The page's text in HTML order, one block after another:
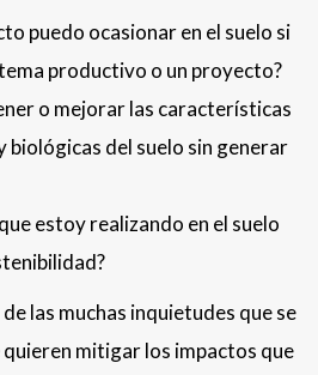
puedo ocasionar en el suelo si
productivo o un proyecto?
o mejorar las características
biológicas del suelo sin generar
estoy realizando en el suelo
las muchas inquietudes que se
mitigar los impactos que